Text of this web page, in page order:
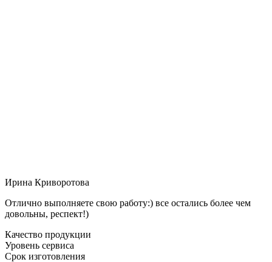
Ирина Криворотова
Отлично выполняете свою работу:) все остались более чем
довольны, респект!)
Качество продукции
Уровень сервиса
Срок изготовления